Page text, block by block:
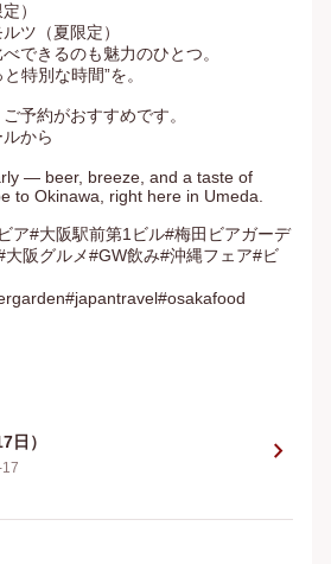
）
ツ（夏限定）
できるのも魅力のひとつ。
特別な時間”を。
予約がおすすめです。
から
— beer, breeze, and a taste of
to Okinawa, right here in Umeda.
ア#大阪駅前第1ビル#梅田ビアガーデ
大阪グルメ#GW飲み#沖縄フェア#ビ
日） chevron_right